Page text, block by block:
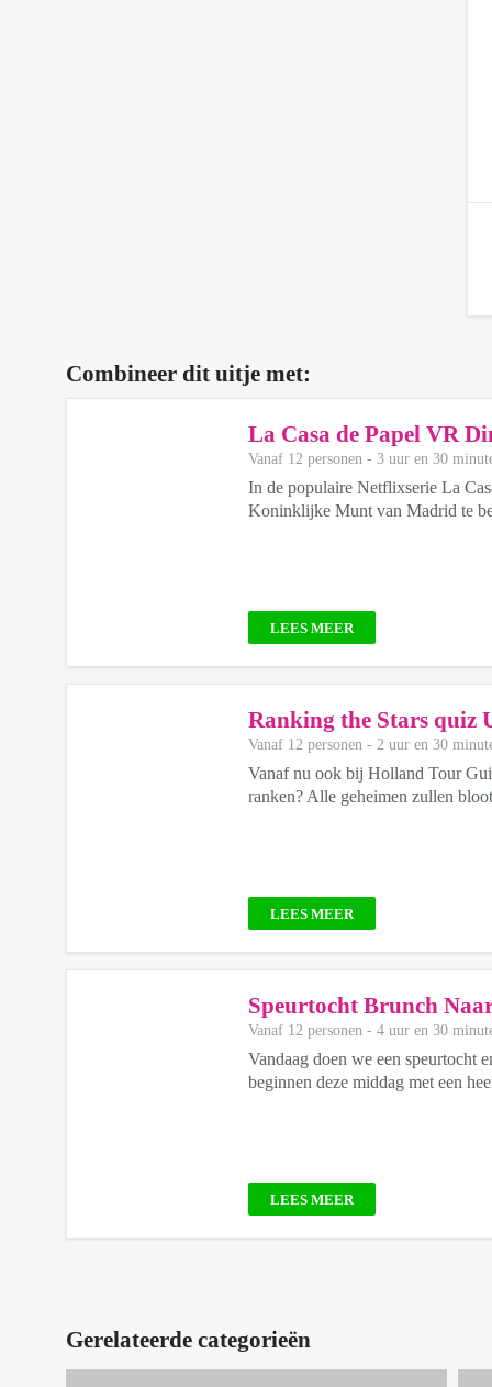
Combineer dit uitje met:
La Casa de Papel VR
Vanaf 12 personen ‐ 3 uur en 30
In de populaire Netflixserie La
Koninklijke Munt van Madrid te
LEES MEER
Ranking the Stars quiz
Vanaf 12 personen ‐ 2 uur en 30
Vanaf nu ook bij Holland Tour
ranken? Alle geheimen zullen
LEES MEER
Speurtocht Brunch
Vanaf 12 personen ‐ 4 uur en 30
Vandaag doen we een speurtocht
beginnen deze middag met een
LEES MEER
Gerelateerde categorieën